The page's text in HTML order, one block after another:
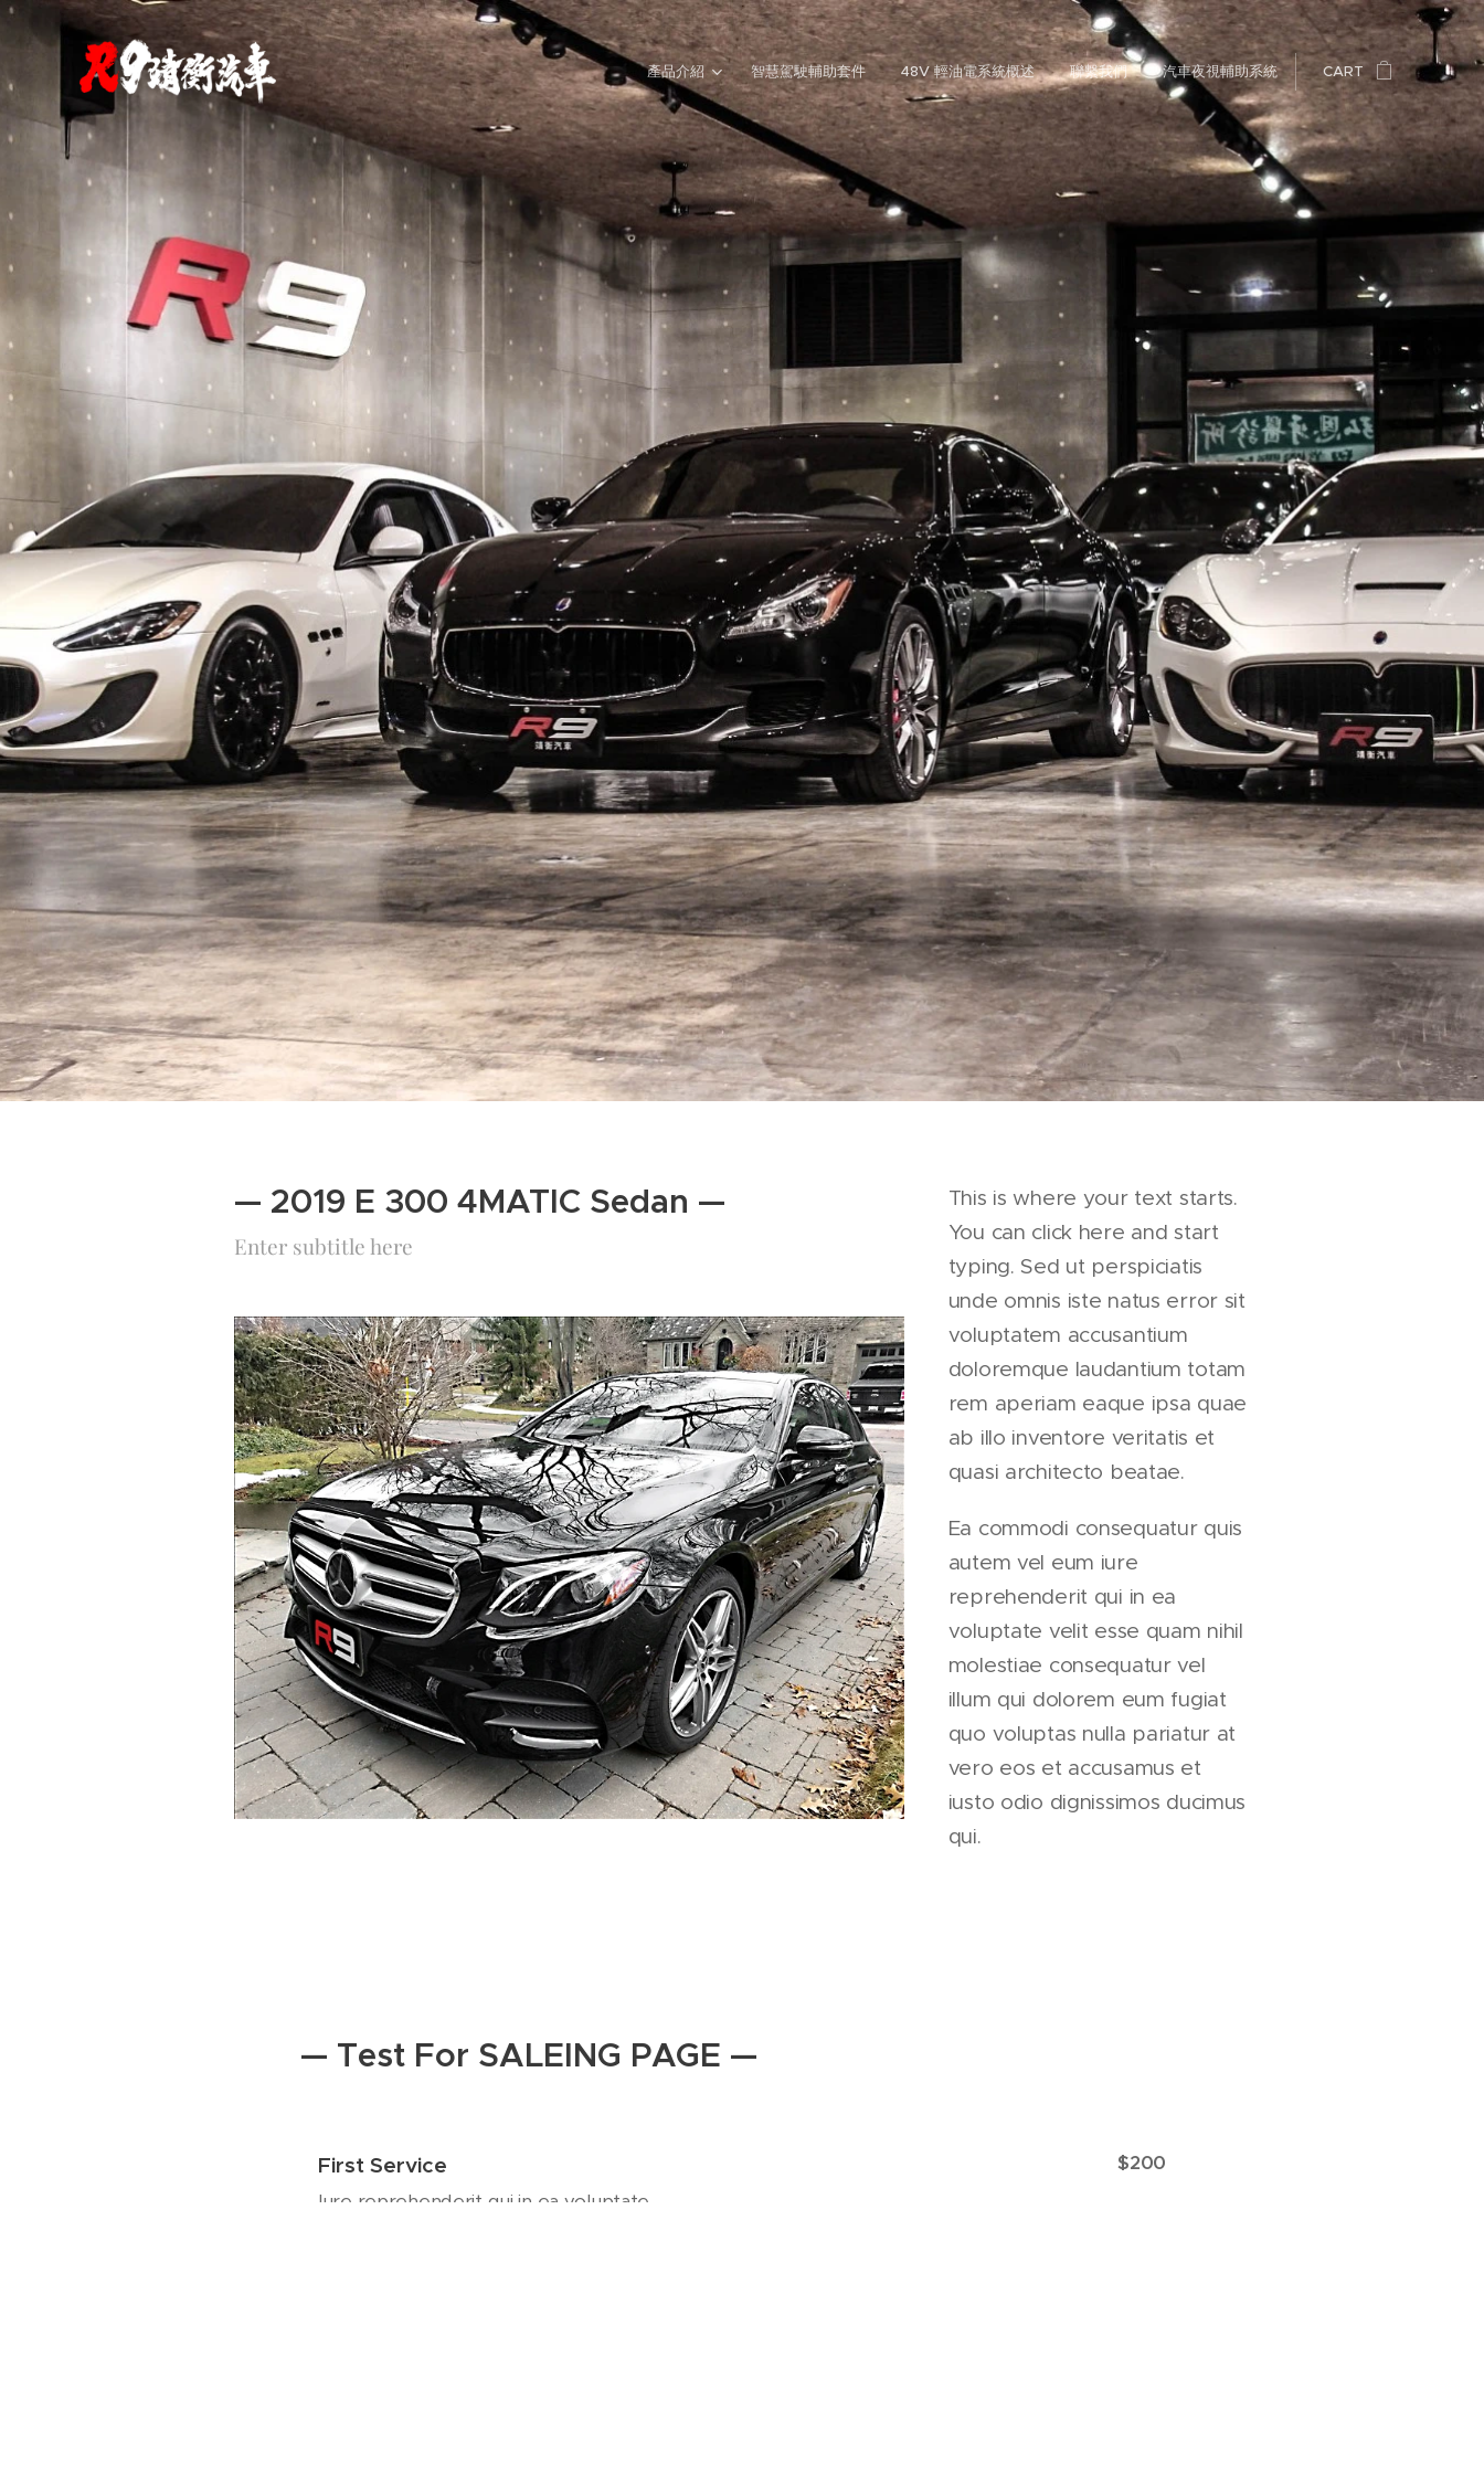
產品介紹 智慧駕駛輔助套件 48V 輕油電系統概述 聯繫我們 汽車夜視輔助系統 CART
— 2019 E 300 4MATIC Sedan —
Enter subtitle here
This is where your text starts.
You can click here and start
typing. Sed ut perspiciatis
unde omnis iste natus error sit
voluptatem accusantium
doloremque laudantium totam
rem aperiam eaque ipsa quae
ab illo inventore veritatis et
quasi architecto beatae.
Ea commodi consequatur quis
autem vel eum iure
reprehenderit qui in ea
voluptate velit esse quam nihil
molestiae consequatur vel
illum qui dolorem eum fugiat
quo voluptas nulla pariatur at
vero eos et accusamus et
iusto odio dignissimos ducimus
qui.
— Test For SALEING PAGE —
First Service
Iure reprehenderit qui in ea voluptate
$200